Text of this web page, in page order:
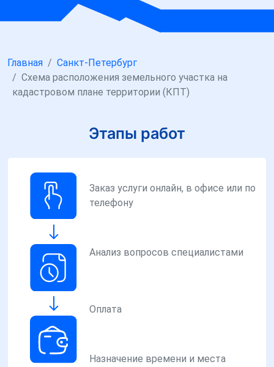
Главная
Санкт-Петербург
Схема расположения земельного участка на
кадастровом плане территории (КПТ)
Этапы работ
Заказ услуги онлайн, в офисе или по
телефону
Анализ вопросов специалистами
Оплата
Назначение времени и места